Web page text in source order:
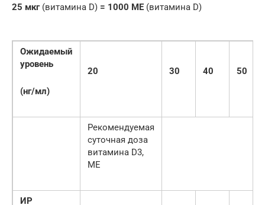
25 мкг(витамина D) = 1000 МЕ (витамина D)
Ожидаемый
уровень
(нг/мл)
20 30 40 50
Рекомендуемая
суточная доза
витамина D3,
МЕ
ИР